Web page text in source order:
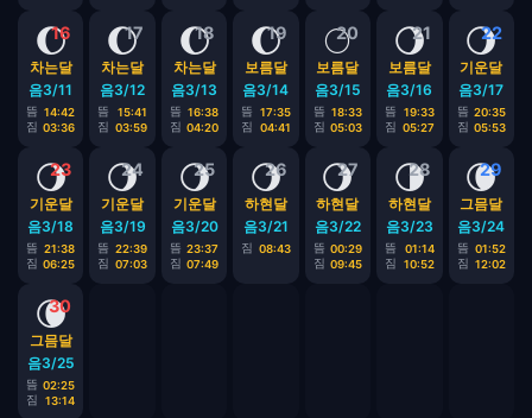
16
🌔
차는달
음3/11
뜸 14:42
짐 03:36
17
🌔
차는달
음3/12
뜸
15:41
짐 03:59
18
🌔
차는달
음3/13
뜸 16:38
짐 04:20
19
🌔
보름달
음3/14
뜸
17:35
짐
04:41
20
🌕
보름달
음3/15
뜸 18:33
짐 05:03
21
🌖
보름달
음3/16
뜸
19:33
짐 05:27
22
🌖
기운달
음3/17
뜸 20:35
짐 05:53
23
🌖
기운달
음3/18
뜸 21:38
짐 06:25
24
🌖
기운달
음3/19
뜸 22:39
짐 07:03
25
🌖
기운달
음3/20
뜸 23:37
짐 07:49
26
🌖
하현달
음3/21
짐 08:43
27
🌖
하현달
음3/22
뜸 00:29
짐 09:45
28
🌗
하현달
음3/23
뜸
01:14
짐
10:52
29
🌘
그믐달
음3/24
뜸 01:52
짐 12:02
30
🌘
그믐달
음3/25
뜸 02:25
짐
13:14